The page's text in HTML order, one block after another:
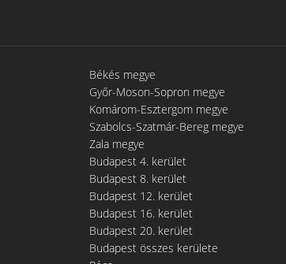
Békés megye
Győr-Moson-Sopron megye
Komárom-Esztergom megye
Szabolcs-Szatmár-Bereg megye
Zala megye
Budapest 4. kerület
Budapest 8. kerület
Budapest 12. kerület
Budapest 16. kerület
Budapest 20. kerület
Budapest összes kerülete